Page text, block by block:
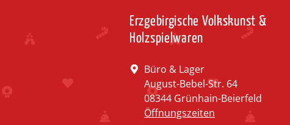
Erzgebirgische Volkskunst &
Holzspielwaren
Büro & Lager
August-Bebel-Str. 64
08344 Grünhain-Beierfeld
Öffnungszeiten